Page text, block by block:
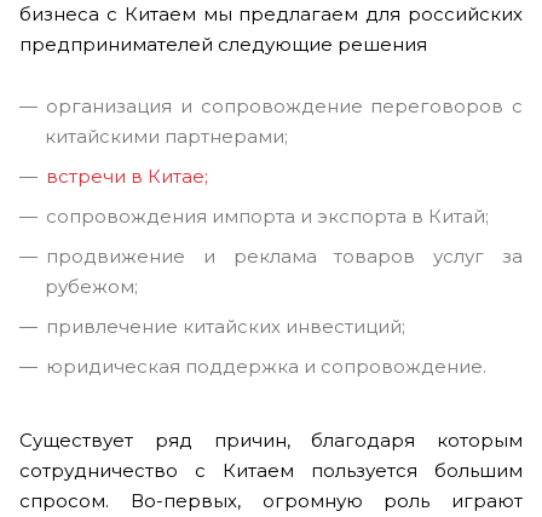
бизнеса с Китаем мы предлагаем для российских
предпринимателей следующие решения
организация и сопровождение переговоров с
китайскими партнерами;
встречи в Китае;
сопровождения импорта и экспорта в Китай;
продвижение и реклама товаров услуг за
рубежом;
привлечение китайских инвестиций;
юридическая поддержка и сопровождение.
Существует ряд причин, благодаря которым
сотрудничество с Китаем пользуется большим
спросом. Во-первых, огромную роль играют